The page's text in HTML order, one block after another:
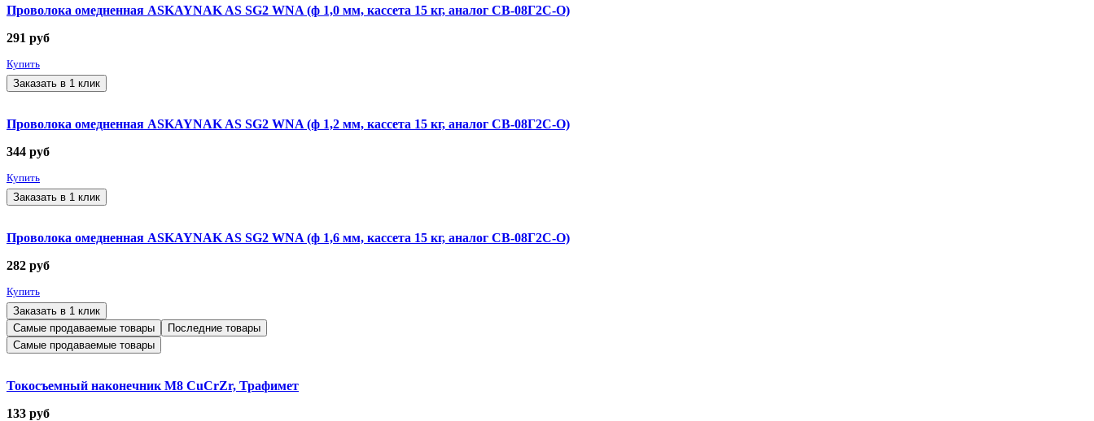
Проволока омедненная ASKAYNAK AS SG2 WNA (ф 1,0 мм, кассета 15 кг, аналог СВ-08Г2С-О)
291 руб
Купить
Заказать в 1 клик
Проволока омедненная ASKAYNAK AS SG2 WNA (ф 1,2 мм, кассета 15 кг, аналог СВ-08Г2С-О)
344 руб
Купить
Заказать в 1 клик
Проволока омедненная ASKAYNAK AS SG2 WNA (ф 1,6 мм, кассета 15 кг, аналог СВ-08Г2С-О)
282 руб
Купить
Заказать в 1 клик
Самые продаваемые товары
Последние товары
Самые продаваемые товары
Токосъемный наконечник М8 CuCrZr, Трафимет
133 руб